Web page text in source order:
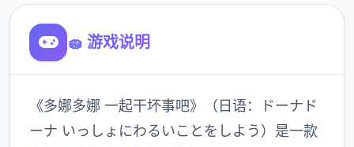
🧽 游戏说明
《多娜多娜 一起干坏事吧》（日语：ドーナド
ーナ いっしょにわるいことをしよう）是一款